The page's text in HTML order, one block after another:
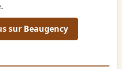
sur Beaugency